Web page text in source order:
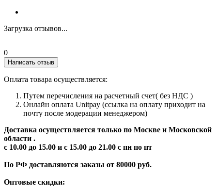
Загрузка отзывов...
0
Написать отзыв
Оплата товара осуществляется:
Путем перечисления на расчетный счет( без НДС )
Онлайн оплата Unitpay (ссылка на оплату приходит на
почту после модерации менеджером)
Доставка осуществляется только по Москве и Московской
области .
с 10.00 до 15.00 и с 15.00 до 21.00 с пн по пт
По РФ доставляются заказы от 80000 руб.
Оптовые скидки: